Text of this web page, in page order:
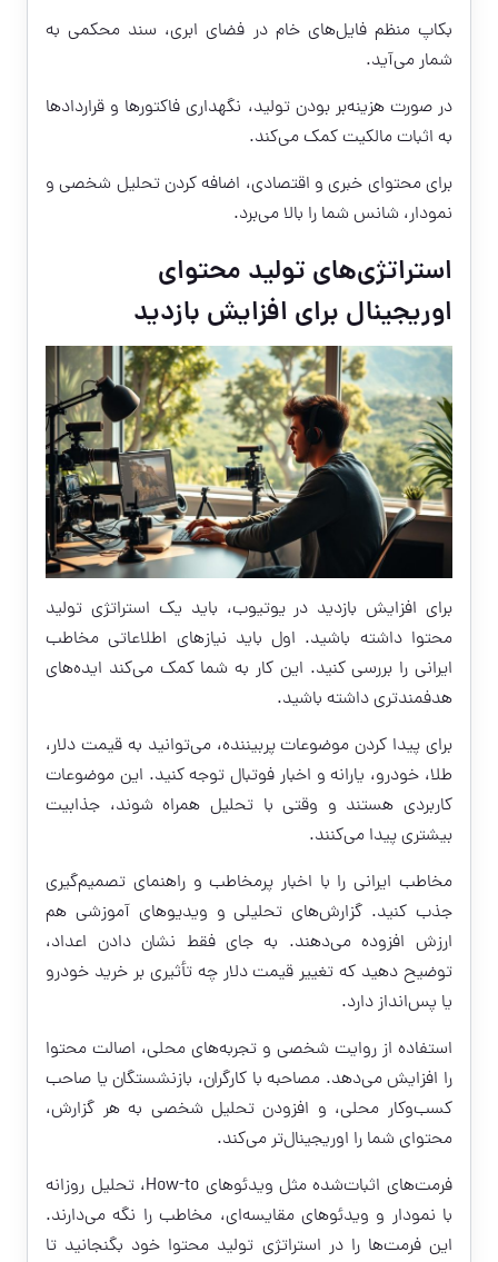
بکاپ منظم فایل‌های خام در فضای ابری، سند محکمی به
شمار می‌آید.
در صورت هزینه‌بر بودن تولید، نگهداری فاکتورها و قراردادها
به اثبات مالکیت کمک می‌کند.
برای محتوای خبری و اقتصادی، اضافه کردن تحلیل شخصی و
نمودار، شانس شما را بالا می‌برد.
استراتژی‌های تولید محتوای
اوریجینال برای افزایش بازدید
برای افزایش بازدید در یوتیوب، باید یک استراتژی تولید
محتوا داشته باشید. اول باید نیازهای اطلاعاتی مخاطب
ایرانی را بررسی کنید. این کار به شما کمک می‌کند ایده‌های
هدفمندتری داشته باشید.
برای پیدا کردن موضوعات پربیننده، می‌توانید به قیمت دلار،
طلا، خودرو، یارانه و اخبار فوتبال توجه کنید. این موضوعات
کاربردی هستند و وقتی با تحلیل همراه شوند، جذابیت
بیشتری پیدا می‌کنند.
مخاطب ایرانی را با اخبار پرمخاطب و راهنمای تصمیم‌گیری
جذب کنید. گزارش‌های تحلیلی و ویدیوهای آموزشی هم
ارزش افزوده می‌دهند. به جای فقط نشان دادن اعداد،
توضیح دهید که تغییر قیمت دلار چه تأثیری بر خرید خودرو
یا پس‌انداز دارد.
استفاده از روایت شخصی و تجربه‌های محلی، اصالت محتوا
را افزایش می‌دهد. مصاحبه با کارگران، بازنشستگان یا صاحب
کسب‌وکار محلی، و افزودن تحلیل شخصی به هر گزارش،
محتوای شما را اوریجینال‌تر می‌کند.
فرمت‌های اثبات‌شده مثل ویدئوهای How-to، تحلیل روزانه
با نمودار و ویدئوهای مقایسه‌ای، مخاطب را نگه می‌دارند.
این فرمت‌ها را در استراتژی تولید محتوا خود بگنجانید تا